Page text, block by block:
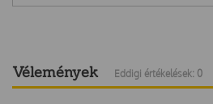
Vélemények Eddigi értékelések: 0